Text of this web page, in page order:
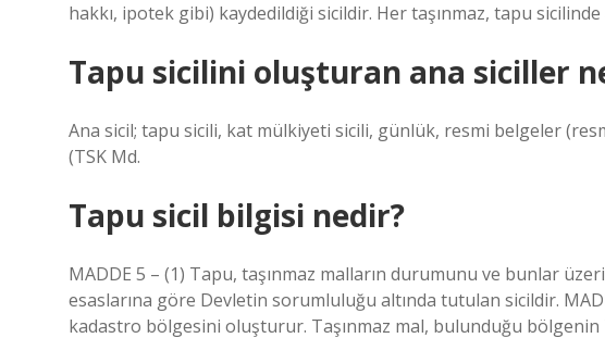
hakkı, ipotek gibi) kaydedildiği sicildir. Her taşınmaz, tapu
Tapu sicilini oluşturan ana siciller
Ana sicil; tapu sicili, kat mülkiyeti sicili, günlük, resmi belgeler
(TSK Md.
Tapu sicil bilgisi nedir?
MADDE 5 – (1) Tapu, taşınmaz malların durumunu ve bunlar
esaslarına göre Devletin sorumluluğu altında tutulan sicildir.
kadastro bölgesini oluşturur. Taşınmaz mal, bulunduğu bölgenin